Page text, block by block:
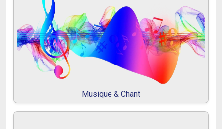
Musique & Chant